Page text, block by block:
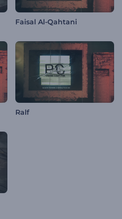
Faisal Al-Qahtani
Ralf